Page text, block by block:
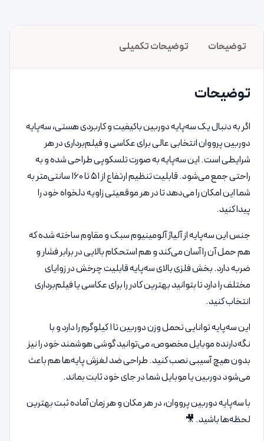
توضیحات توضیحات تکمیلی
توضیحات
اگر به دنبال یک سه‌پایه دوربین باکیفیت و کاربردی هستی، سه‌پایه
دوربین پرووان انتخابی عالی برای عکاسی و فیلم‌برداری در هر
شرایطی است. این سه‌پایه به صورت تلسکوپی طراحی شده و به
راحتی جمع می‌شود. قابلیت تنظیم ارتفاع از ۵۱ تا ۱۶۰ سانتی‌متر به
شما این امکان را می‌دهد تا در هر موقعیتی زاویه دلخواه خود را
پیدا کنید.
جنس این سه‌پایه از آلیاژ آلومینیوم سبک و مقاوم ساخته شده که
هم حمل آن را آسان می‌کند و هم استحکام بالایی در برابر فشار و
ضربه دارد. بخش فلزی بالای سه‌پایه قابلیت چرخش در زوایای
مختلف را دارد تا بتوانید بهترین کادر را برای عکاسی یا فیلم‌برداری
انتخاب کنید.
این سه‌پایه توانایی تحمل وزن دوربین تا ۱ کیلوگرم را دارد و با
نگه‌دارنده موبایل مخصوص، می‌توانید گوشی هوشمند خود را نیز
بدون هیچ آسیبی نصب کنید. طراحی ضد لغزش پایه‌ها هم باعث
می‌شود دوربین یا موبایل شما در جای خود ثابت بماند.
با سه‌پایه دوربین پرووان، در هر مکان و هر زمان آماده ثبت بهترین
لحظه‌ها باشید. 🎥